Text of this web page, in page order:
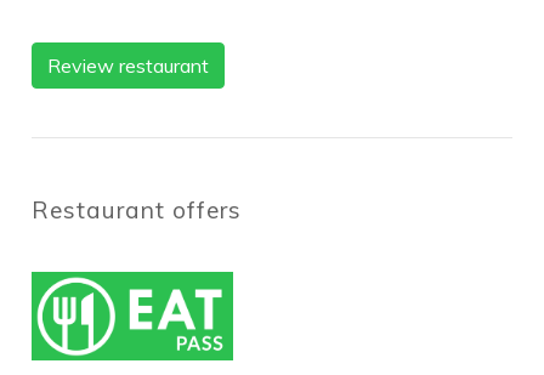
Review restaurant
Restaurant offers